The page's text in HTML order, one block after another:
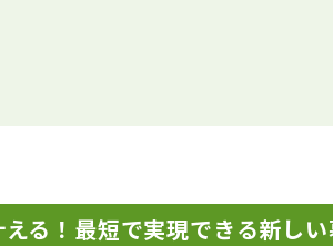
る！最短で実現できる新しい